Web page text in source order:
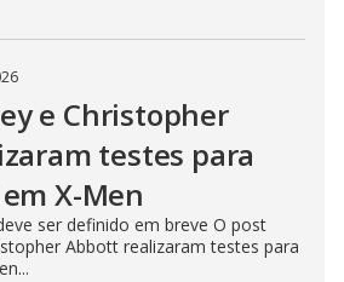
e Christopher
testes para
X-Men
ser definido em breve O post
Abbott realizaram testes para